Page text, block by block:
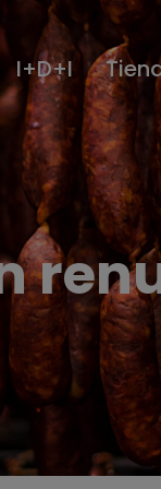
I+D+I